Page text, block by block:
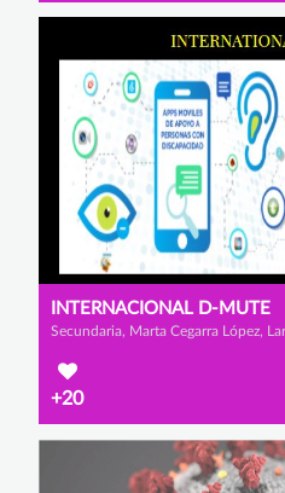
INTERNACIONAL D-MUTE
+20